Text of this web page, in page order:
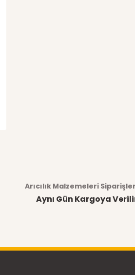
Arıcılık Malzemeleri
Aynı Gün Kargoya